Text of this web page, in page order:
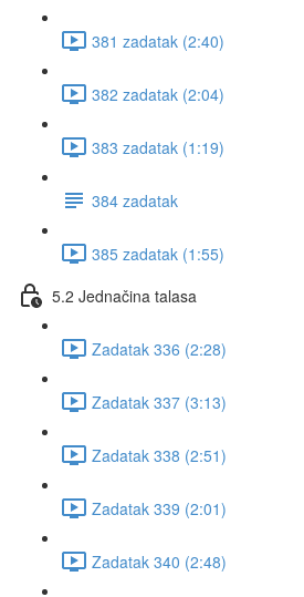
381 zadatak (2:40)
382 zadatak (2:04)
383 zadatak (1:19)
384 zadatak
385 zadatak (1:55)
5.2 Jednačina talasa
Zadatak 336 (2:28)
Zadatak 337 (3:13)
Zadatak 338 (2:51)
Zadatak 339 (2:01)
Zadatak 340 (2:48)